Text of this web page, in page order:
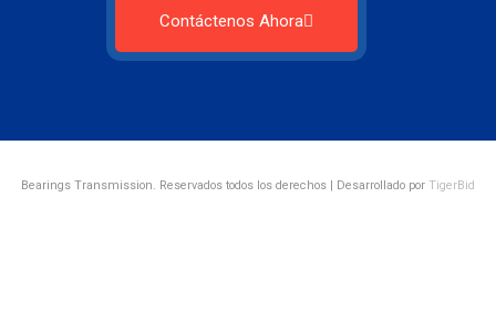
Contáctenos Ahora
Bearings Transmission. Reservados todos los derechos | Desarrollado por TigerBid